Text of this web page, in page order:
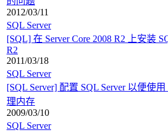
2012/03/11
SQL Server
[SQL] 在 Server Core 2008 R2 上安装
R2
2011/03/18
SQL Server
[SQL Server] 配置 SQL Server 以便使
理内存
2009/03/10
SQL Server